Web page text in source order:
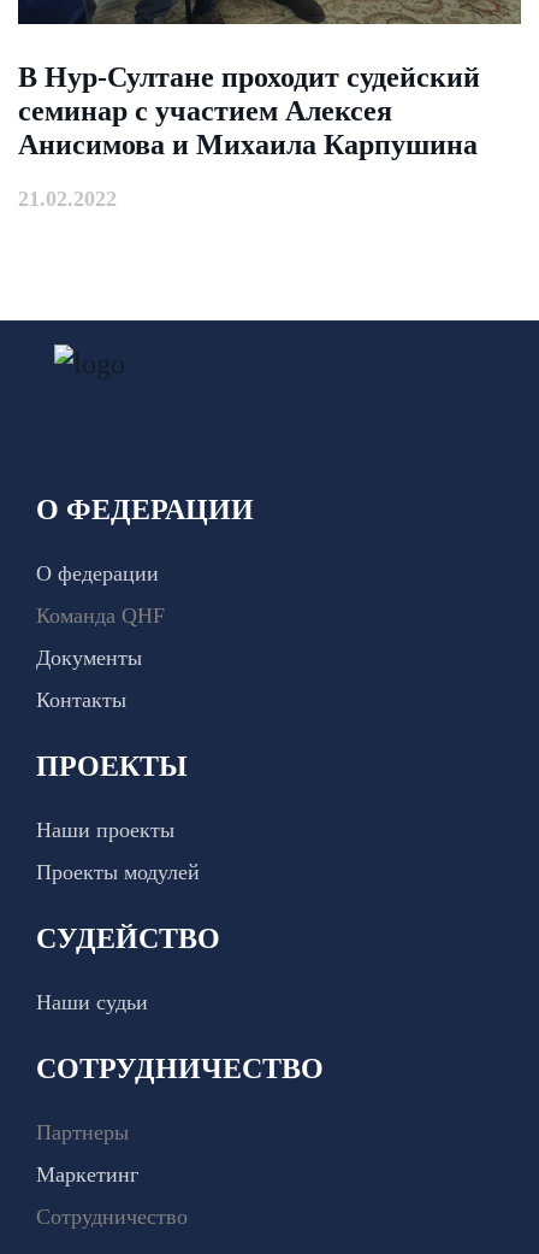
В Нур-Султане проходит судейский
семинар с участием Алексея
Анисимова и Михаила Карпушина
21.02.2022
О ФЕДЕРАЦИИ
О федерации
Команда QHF
Документы
Контакты
ПРОЕКТЫ
Наши проекты
Проекты модулей
СУДЕЙСТВО
Наши судьи
СОТРУДНИЧЕСТВО
Партнеры
Маркетинг
Сотрудничество